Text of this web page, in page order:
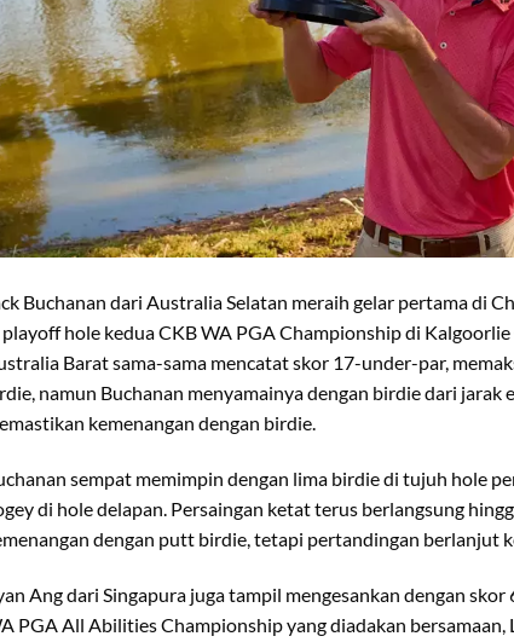
Buchanan dari Australia Selatan meraih gelar pertama di
hole kedua CKB WA PGA Championship di
Barat sama-sama mencatat skor 17-under-par,
namun Buchanan menyamainya dengan birdie dari jarak
kemenangan dengan birdie.
sempat memimpin dengan lima birdie di tujuh hole
di hole delapan. Persaingan ketat terus berlangsung
dengan putt birdie, tetapi pertandingan berlanjut
Ang dari Singapura juga tampil mengesankan dengan
PGA All Abilities Championship yang diadakan